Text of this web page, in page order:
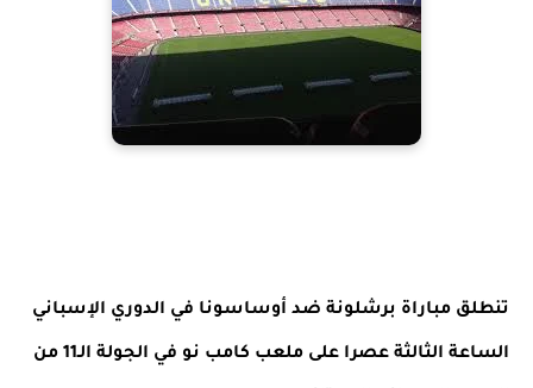
تنطلق مباراة برشلونة ضد أوساسونا في الدوري الإسباني
الساعة الثالثة عصرا على ملعب كامب نو في الجولة الـ11 من